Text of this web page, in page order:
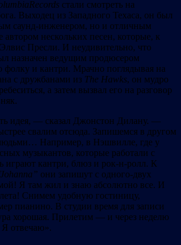
Records стали смотреть на
Выходец из Западного Техаса, он был
саунд-инженером, но и отличным
автором нескольких песен, которые, к
Пресли. И неудивительно, что
назначен ведущим продюсером
фолку и кантри. Мрачно поглядывая на
с дружбанами из The Hawks, он мудро
а затем вызвал его на разговор
идея, — сказал Джонстон Дилану. —
свалим отсюда. Запишемся в другом
Например, в Нэшвилле, где у
музыкантов, которые работали с
играют кантри, блюз и рок-н-ролл. К
Johanna” они запишут с одного-двух
Я там жил и знаю абсолютно все. И
лета! Снимем удобную гостиницу,
пианино. В студии время для записи
хорошая. Прилетим — и через неделю
Я отвечаю».